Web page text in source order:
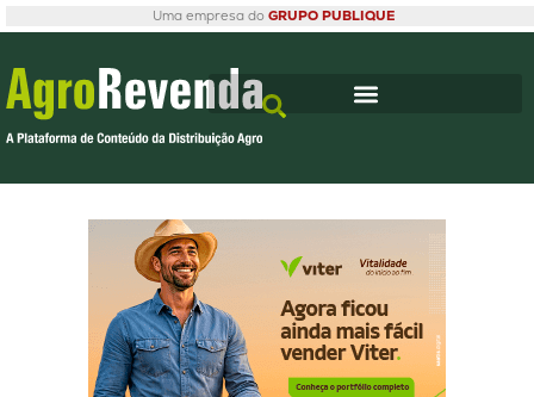
Uma empresa do GRUPO PUBLIQUE